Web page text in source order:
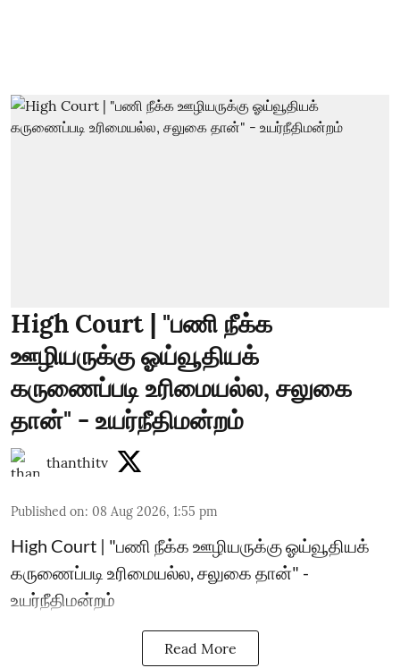
High Court | "பணி நீக்க
ஊழியருக்கு ஓய்வூதியக்
கருணைப்படி உரிமையல்ல, சலுகை
தான்" - உயர்நீதிமன்றம்
thanthitv
Published on: 08 Aug 2026, 1:55 pm
High Court | "பணி நீக்க ஊழியருக்கு ஓய்வூதியக்
கருணைப்படி உரிமையல்ல, சலுகை தான்" -
உயர்நீதிமன்றம்
Read More